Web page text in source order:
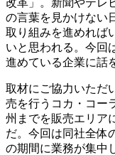
の言葉を見かけない
取り組みを進めれば
いと思われる。今回
進めている企業に話
取材にご協力いただ
売を行うコカ・コー
州までを販売エリア
だ。今回は同社全体
の期間に業務が集中